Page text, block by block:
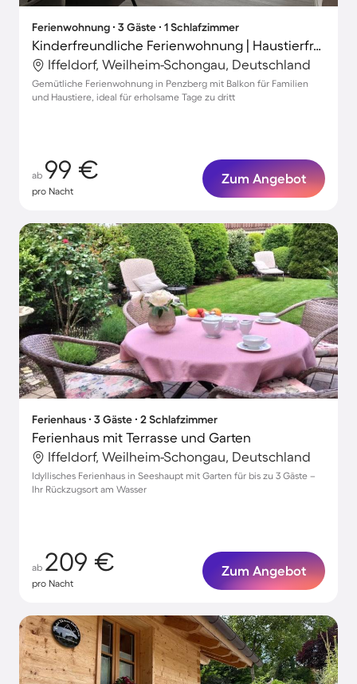
Ferienwohnung ∙ 3 Gäste ∙ 1 Schlafzimmer
Kinderfreundliche Ferienwohnung | Haustierfreundlich
Iffeldorf, Weilheim-Schongau, Deutschland
Gemütliche Ferienwohnung in Penzberg mit Balkon für Familien
und Haustiere, ideal für erholsame Tage zu dritt
ab 99 €
pro Nacht
Zum Angebot
Ferienhaus ∙ 3 Gäste ∙ 2 Schlafzimmer
Ferienhaus mit Terrasse und Garten
Iffeldorf, Weilheim-Schongau, Deutschland
Idyllisches Ferienhaus in Seeshaupt mit Garten für bis zu 3 Gäste –
Ihr Rückzugsort am Wasser
ab 209 €
pro Nacht
Zum Angebot